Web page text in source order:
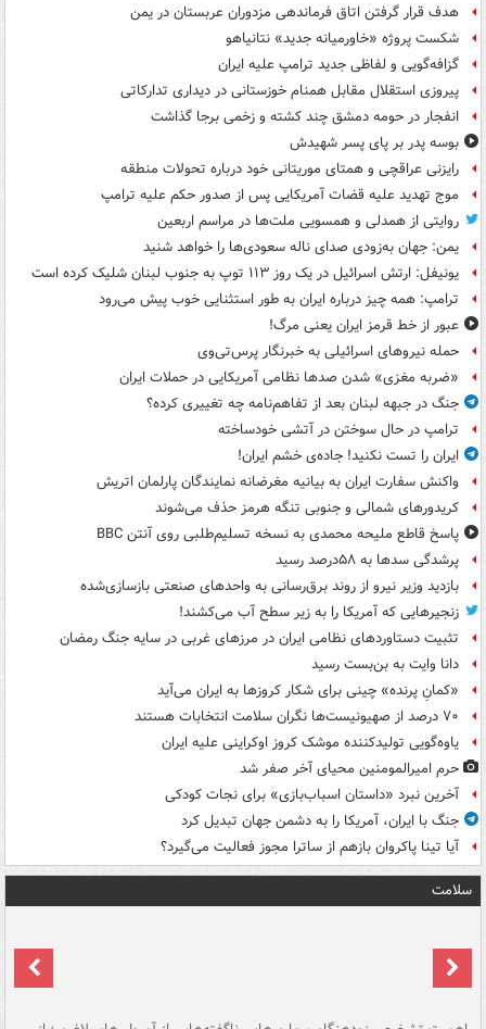
هدف قرار گرفتن اتاق‌ فرماندهی مزدوران عربستان در یمن
شکست پروژه «خاورمیانه جدید» نتانیاهو
گزافه‌گویی و لفاظی جدید ترامپ علیه ایران
پیروزی استقلال مقابل همنام خوزستانی در دیداری تدارکاتی
انفجار در حومه دمشق چند کشته و زخمی برجا گذاشت
بوسه‌ پدر بر پای پسر شهیدش
رایزنی عراقچی و همتای موریتانی خود درباره تحولات منطقه
موج تهدید علیه قضات آمریکایی پس از صدور حکم علیه ترامپ
روایتی از همدلی و همسویی ملت‌ها در مراسم اربعین
یمن: جهان به‌زودی صدای ناله سعودی‌ها را خواهد شنید
یونیفل: ارتش اسرائیل در یک روز ۱۱۳ توپ به جنوب لبنان شلیک کرده است
ترامپ: همه چیز درباره ایران به طور استثنایی خوب پیش می‌رود
عبور از خط قرمز ایران یعنی مرگ!
حمله نیروهای اسرائیلی به خبرنگار پرس‌تی‌وی
«ضربه مغزی» شدن صدها نظامی آمریکایی در حملات ایران
جنگ در جبهه لبنان بعد از تفاهم‌نامه چه تغییری کرده؟
ترامپ در حال سوختن در آتشی خودساخته
ایران را تست نکنید! جاده‌ی خشم ایران!
واکنش سفارت ایران به بیانیه مغرضانه نمایندگان پارلمان اتریش
کریدورهای شمالی و جنوبی تنگه هرمز حذف می‌شوند
پاسخ قاطع ملیحه محمدی به نسخه تسلیم‌طلبی روی آنتن BBC
پرشدگی سدها به ۵۸درصد رسید
بازدید وزیر نیرو از روند برق‌رسانی به واحدهای صنعتی بازسازی‌شده
زنجیرهایی که آمریکا را به زیر سطح آب می‌کشند!
تثبیت دستاوردهای نظامی ایران در مرزهای غربی در سایه جنگ رمضان
دانا وایت به بن‌بست رسید
«کمانِ پرنده» چینی برای شکار کروزها به ایران می‌آید
۷۰ درصد از صهیونیست‌ها نگران سلامت انتخابات هستند
یاوه‌گویی تولیدکننده موشک کروز اوکراینی علیه ایران
حرم امیرالمومنین محیای آخر صفر شد
آخرین نبرد «داستان اسباب‌بازی» برای نجات کودکی
جنگ با ایران، آمریکا را به دشمن جهان تبدیل کرد
آیا تینا پاکروان بازهم از ساترا مجوز فعالیت می‌گیرد؟
سلامت